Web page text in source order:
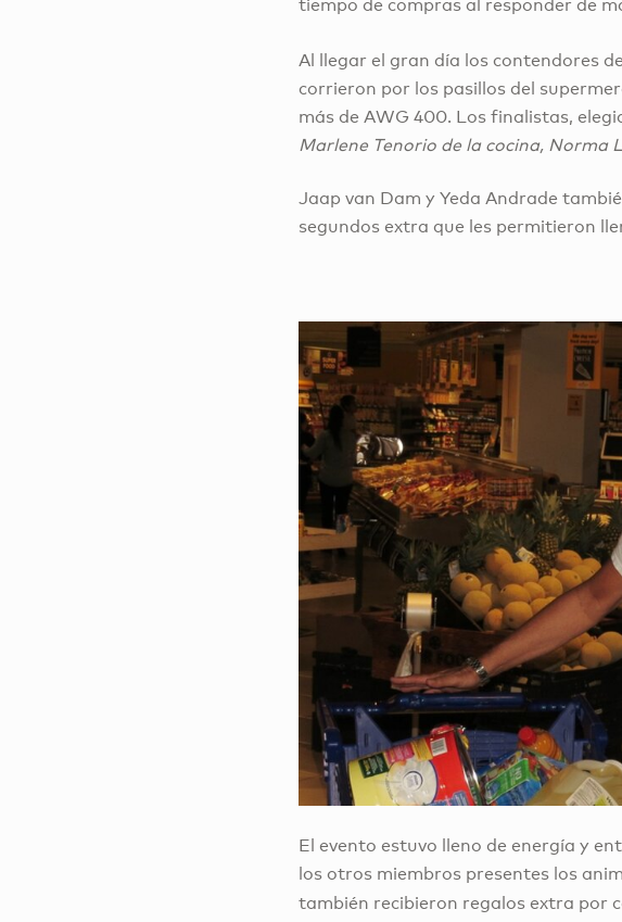
tiempo de compras al responder de
Al llegar el gran día los contendores de
corrieron por los pasillos del
más de AWG 400. Los finalistas,
Marlene Tenorio de la cocina, Norma
Jaap van Dam y Yeda Andrade
segundos extra que les permitieron
El evento estuvo lleno de energía y
los otros miembros presentes los
también recibieron regalos extra por